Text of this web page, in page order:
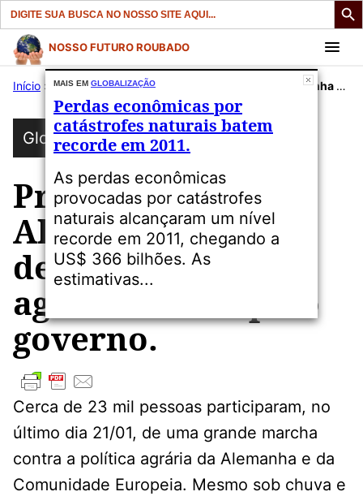
Search
for:
Pular
para
conteúdo
NOSSO FUTURO ROUBADO
Início » Publicações»Globalização Protesto na Alemanha critica defesa da agroindústria pelo governo.
Globalização
Protesto na
Alemanha critica
defesa da
agroindústria pelo
governo.
Cerca de 23 mil pessoas participaram, no
último dia 21/01, de uma grande marcha
contra a política agrária da Alemanha e da
Comunidade Europeia. Mesmo sob chuva e
MAIS EM GLOBALIZAÇÃO
Perdas econômicas por
catástrofes naturais batem
recorde em 2011.
As perdas econômicas
provocadas por catástrofes
naturais alcançaram um nível
recorde em 2011, chegando a
US$ 366 bilhões. As
estimativas...